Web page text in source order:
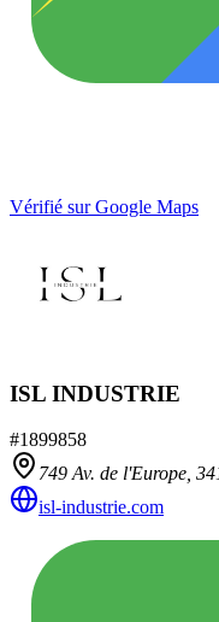
Vérifié sur Google Maps
ISL INDUSTRIE
#1899858
749 Av. de l'Europe,
isl-industrie.com